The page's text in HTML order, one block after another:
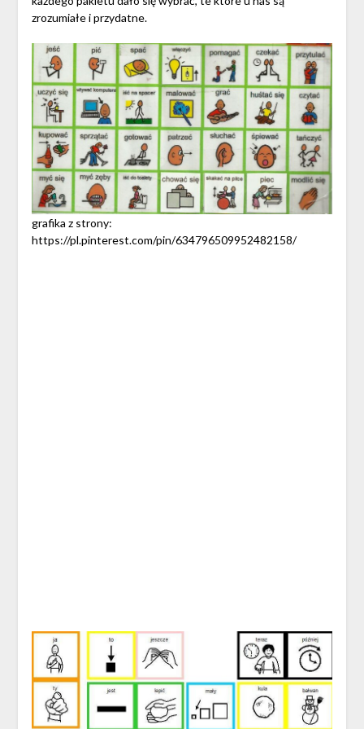
zrozumiałe i przydatne.
grafika z strony:
https://pl.pinterest.com/pin/634796509952482158/